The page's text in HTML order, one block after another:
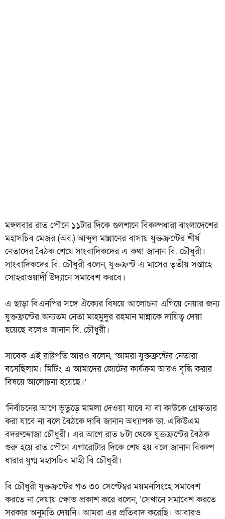
মঙ্গলবার রাত পৌনে ১১টার দিকে গুলশানে বিকল্পধারা বাংলাদেশের
মহাসচিব মেজর (অব.) আব্দুল মান্নানের বাসায় যুক্তফ্রন্টের শীর্ষ
নেতাদের বৈঠক শেষে সাংবাদিকদের এ কথা জানান বি. চৌধুরী।
সাংবাদিকদের বি. চৌধুরী বলেন, যুক্তফ্রন্ট এ মাসের তৃতীয় সপ্তাহে
সোহরাওয়ার্দী উদ্যানে সমাবেশ করবে।
এ ছাড়া বিএনপির সঙ্গে ঐক্যের বিষয়ে আলোচনা এগিয়ে নেয়ার জন্য
যুক্তফ্রন্টের অন্যতম নেতা মাহমুদুর রহমান মান্নাকে দায়িত্ব দেয়া
হয়েছে বলেও জানান বি. চৌধুরী।
সাবেক এই রাষ্ট্রপতি আরও বলেন, ‘আমরা যুক্তফ্রন্টের নেতারা
বসেছিলাম। মিটিং এ আমাদের জোটের কার্যক্রম আরও বৃদ্ধি করার
বিষয়ে আলোচনা হয়েছে।’
‘নির্বাচনের আগে ভূতুড়ে মামলা দেওয়া যাবে না বা কাউকে গ্রেফতার
করা যাবে না বলে বৈঠকে দাবি জানান অধ্যাপক ডা. একিউএম
বদরুদ্দোজা চৌধুরী। এর আগে রাত ৮টা থেকে যুক্তফ্রন্টের বৈঠক
শুরু হয়ে রাত পৌনে এগারোটার দিকে শেষ হয় বলে জানান বিকল্প
ধারার যুগ্ম মহাসচিব মাহী বি চৌধুরী।
বি চৌধুরী যুক্তফ্রন্টের গত ৩০ সেপ্টেম্বর ময়মনসিংহে সমাবেশ
করতে না দেয়ায় ক্ষোভ প্রকাশ করে বলেন, ‘সেখানে সমাবেশ করতে
সরকার অনুমতি দেয়নি। আমরা এর প্রতিবাদ করেছি। আবারও